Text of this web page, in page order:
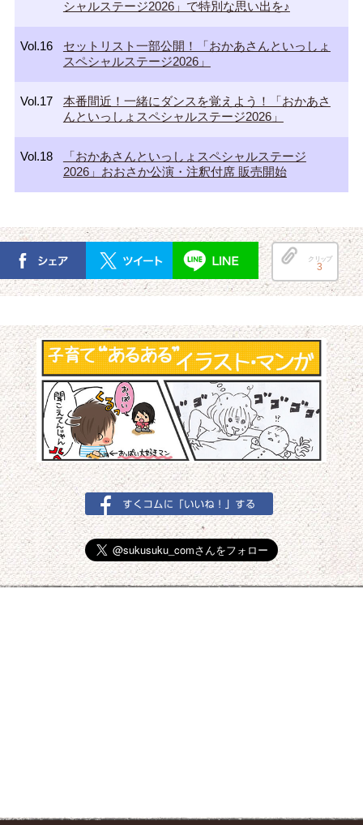
シャルステージ2026」で特別な思い出を♪
Vol.16
セットリスト一部公開！「おかあさんといっしょ
スペシャルステージ2026」
Vol.17
本番間近！一緒にダンスを覚えよう！「おかあさ
んといっしょスペシャルステージ2026」
Vol.18
「おかあさんといっしょスペシャルステージ
2026」おおさか公演・注釈付席 販売開始
クリップ
3